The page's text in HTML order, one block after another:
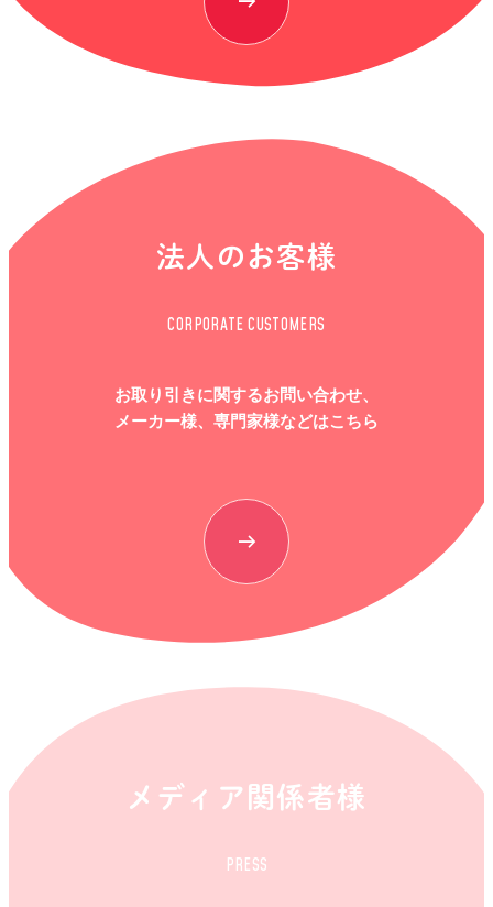
法人のお客様
CORPORATE CUSTOMERS
お取り引きに関するお問い合わせ、
メーカー様、専門家様などはこちら
メディア関係者様
PRESS